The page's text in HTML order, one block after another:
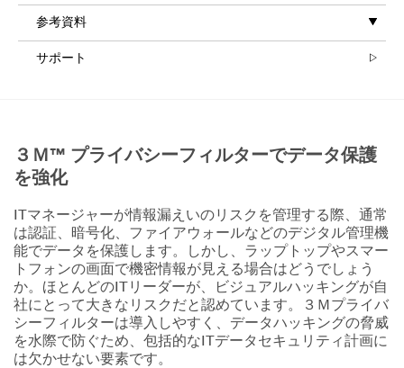
参考資料
サポート
３Ｍ™ プライバシーフィルターでデータ保護
を強化
ITマネージャーが情報漏えいのリスクを管理する際、通常
は認証、暗号化、ファイアウォールなどのデジタル管理機
能でデータを保護します。しかし、ラップトップやスマー
トフォンの画面で機密情報が見える場合はどうでしょう
か。ほとんどのITリーダーが、ビジュアルハッキングが自
社にとって大きなリスクだと認めています。３Ｍプライバ
シーフィルターは導入しやすく、データハッキングの脅威
を水際で防ぐため、包括的なITデータセキュリティ計画に
は欠かせない要素です。